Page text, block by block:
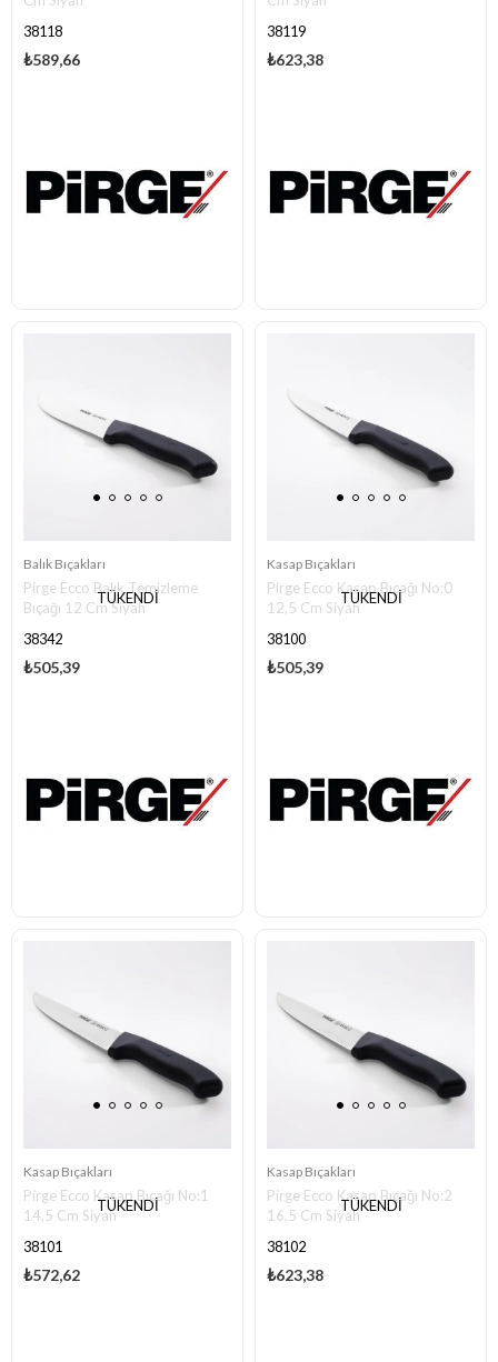
38118
₺589,66
38119
₺623,38
TÜKENDI
Balık Bıçakları
Pirge Ecco Balık Temizleme
Bıçağı 12 Cm Siyah
38342
₺505,39
TÜKENDI
Kasap Bıçakları
Pirge Ecco Kasap Bıçağı No:0
12,5 Cm Siyah
38100
₺505,39
TÜKENDI
Kasap Bıçakları
Pirge Ecco Kasap Bıçağı No:1
14,5 Cm Siyah
38101
₺572,62
TÜKENDI
Kasap Bıçakları
Pirge Ecco Kasap Bıçağı No:2
16,5 Cm Siyah
38102
₺623,38